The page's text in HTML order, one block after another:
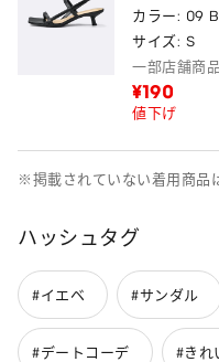
カラー: 09
サイズ: S
一部店舗商品
¥190
値下げ
※掲載されていない着用商品
ハッシュタグ
#イエベ #サンダル
#デートコーデ #きれ